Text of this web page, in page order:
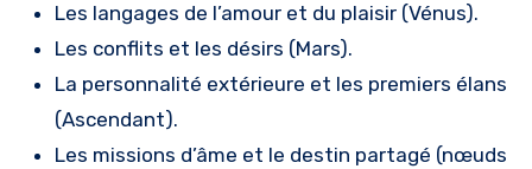
Les langages de l’amour et du plaisir (Vénus).
Les conflits et les désirs (Mars).
La personnalité extérieure et les premiers élans
(Ascendant).
Les missions d’âme et le destin partagé (nœuds